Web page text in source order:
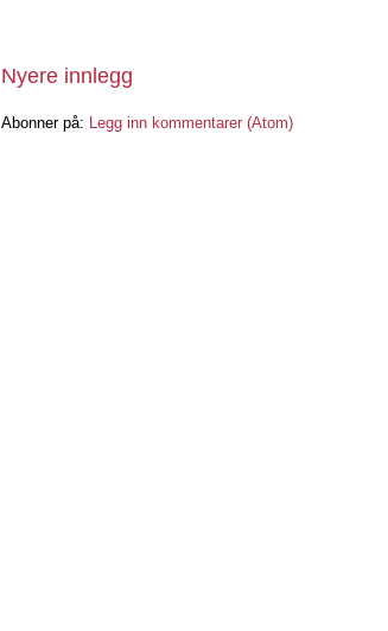
Nyere innlegg
Abonner på: Legg inn kommentarer (Atom)